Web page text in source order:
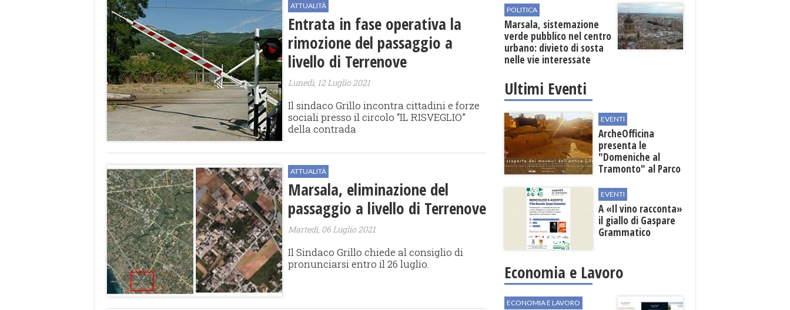
ATTUALITÀ
Entrata in fase operativa la
rimozione del passaggio a
livello di Terrenove
Lunedì, 12 Luglio 2021
Il sindaco Grillo incontra cittadini e forze
sociali presso il circolo “IL RISVEGLIO”
della contrada
ATTUALITÀ
Marsala, eliminazione del
passaggio a livello di Terrenove
Martedì, 06 Luglio 2021
Il Sindaco Grillo chiede al consiglio di
pronunciarsi entro il 26 luglio.
POLITICA
Marsala, sistemazione
verde pubblico nel centro
urbano: divieto di sosta
nelle vie interessate
Ultimi Eventi
EVENTI
ArcheOfficina
presenta le
"Domeniche al
Tramonto" al Parco
Lilibeo
EVENTI
A «Il vino racconta»
il giallo di Gaspare
Grammatico
Economia e Lavoro
ECONOMIA E LAVORO